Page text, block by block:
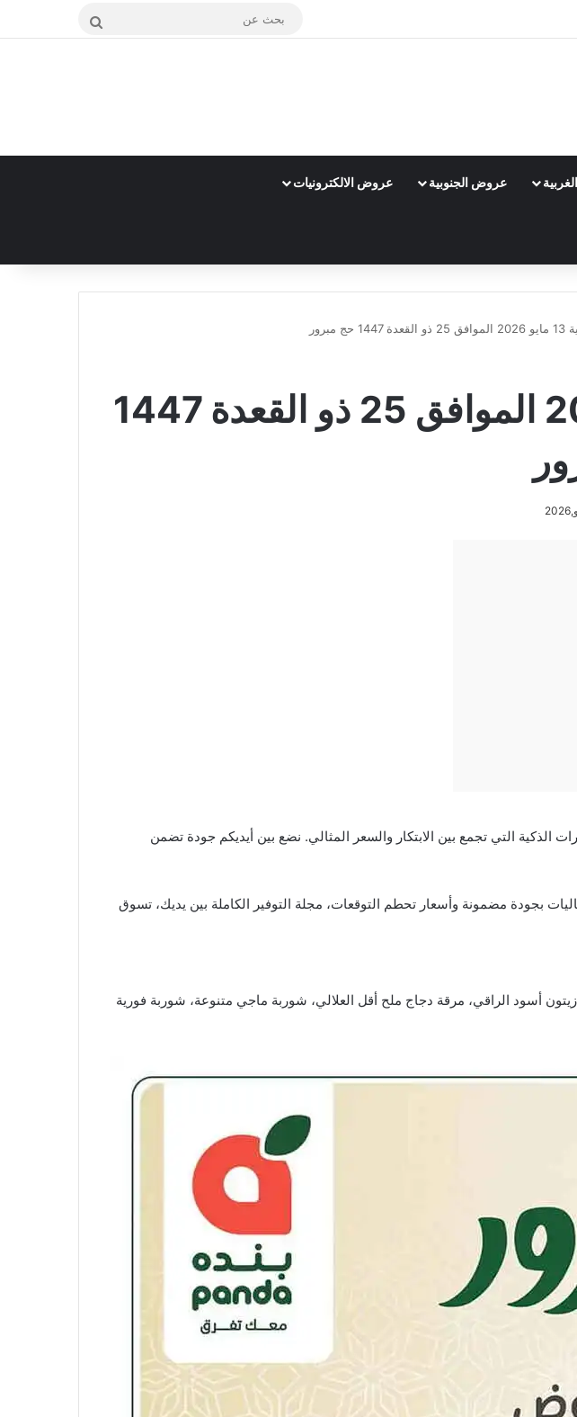
بحث
عروض الجنوبية عروض الالكترونيات
مبرور
عروض بنده الأسبوعية 13 مايو 2026 الموافق 25 ذو القعدة 1447
القعدة 1447 حج مبرور. إليكم قائمة الاختيارات الذكية التي تجمع بين الابتكار والسعر المثالي. نضع بين أيديكم جودة تضمن
بجودة مضمونة وأسعار تحطم التوقعات، مجلة التوفير الكاملة بين يديك، تسوق
أسود الراقي، مرقة دجاج ملح أقل العلالي، شوربة ماجي متنوعة، شوربة فورية